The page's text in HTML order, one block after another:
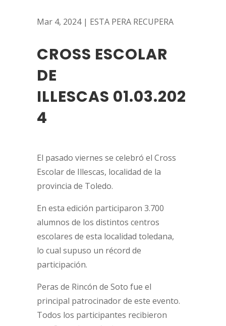
Mar 4, 2024| ESTA PERA RECUPERA
CROSS ESCOLAR
DE
ILLESCAS 01.03.202
4
El pasado viernes se celebró el Cross
Escolar de Illescas, localidad de la
provincia de Toledo.
En esta edición participaron 3.700
alumnos de los distintos centros
escolares de esta localidad toledana,
lo cual supuso un récord de
participación.
Peras de Rincón de Soto fue el
principal patrocinador de este evento.
Todos los participantes recibieron